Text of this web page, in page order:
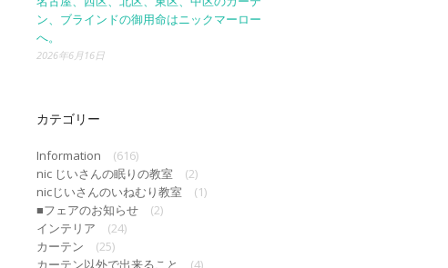
ン、ブラインドの御用命はニックマーロー
へ。
2026年6月16日
カテゴリー
Information
(616)
nic じいさんの眠りの教室
(2)
nicじいさんのいねむり教室
(1)
■フェアのお知らせ
(2)
インテリア
(24)
カーテン
(25)
カーテン以外で出来ること
(4)